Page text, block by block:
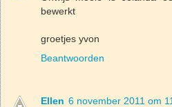
bewerkt
groetjes yvon
Beantwoorden
Ellen 6 november 2011 om